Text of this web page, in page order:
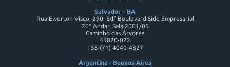
Salvador – BA
Rua Ewerton Visco, 290, Edf Boulevard Side Empresarial
20º Andar, Sala 2001/05
Caminho das Árvores
41820-022
+55 (71) 4040-4827
Argentina - Buenos Aires